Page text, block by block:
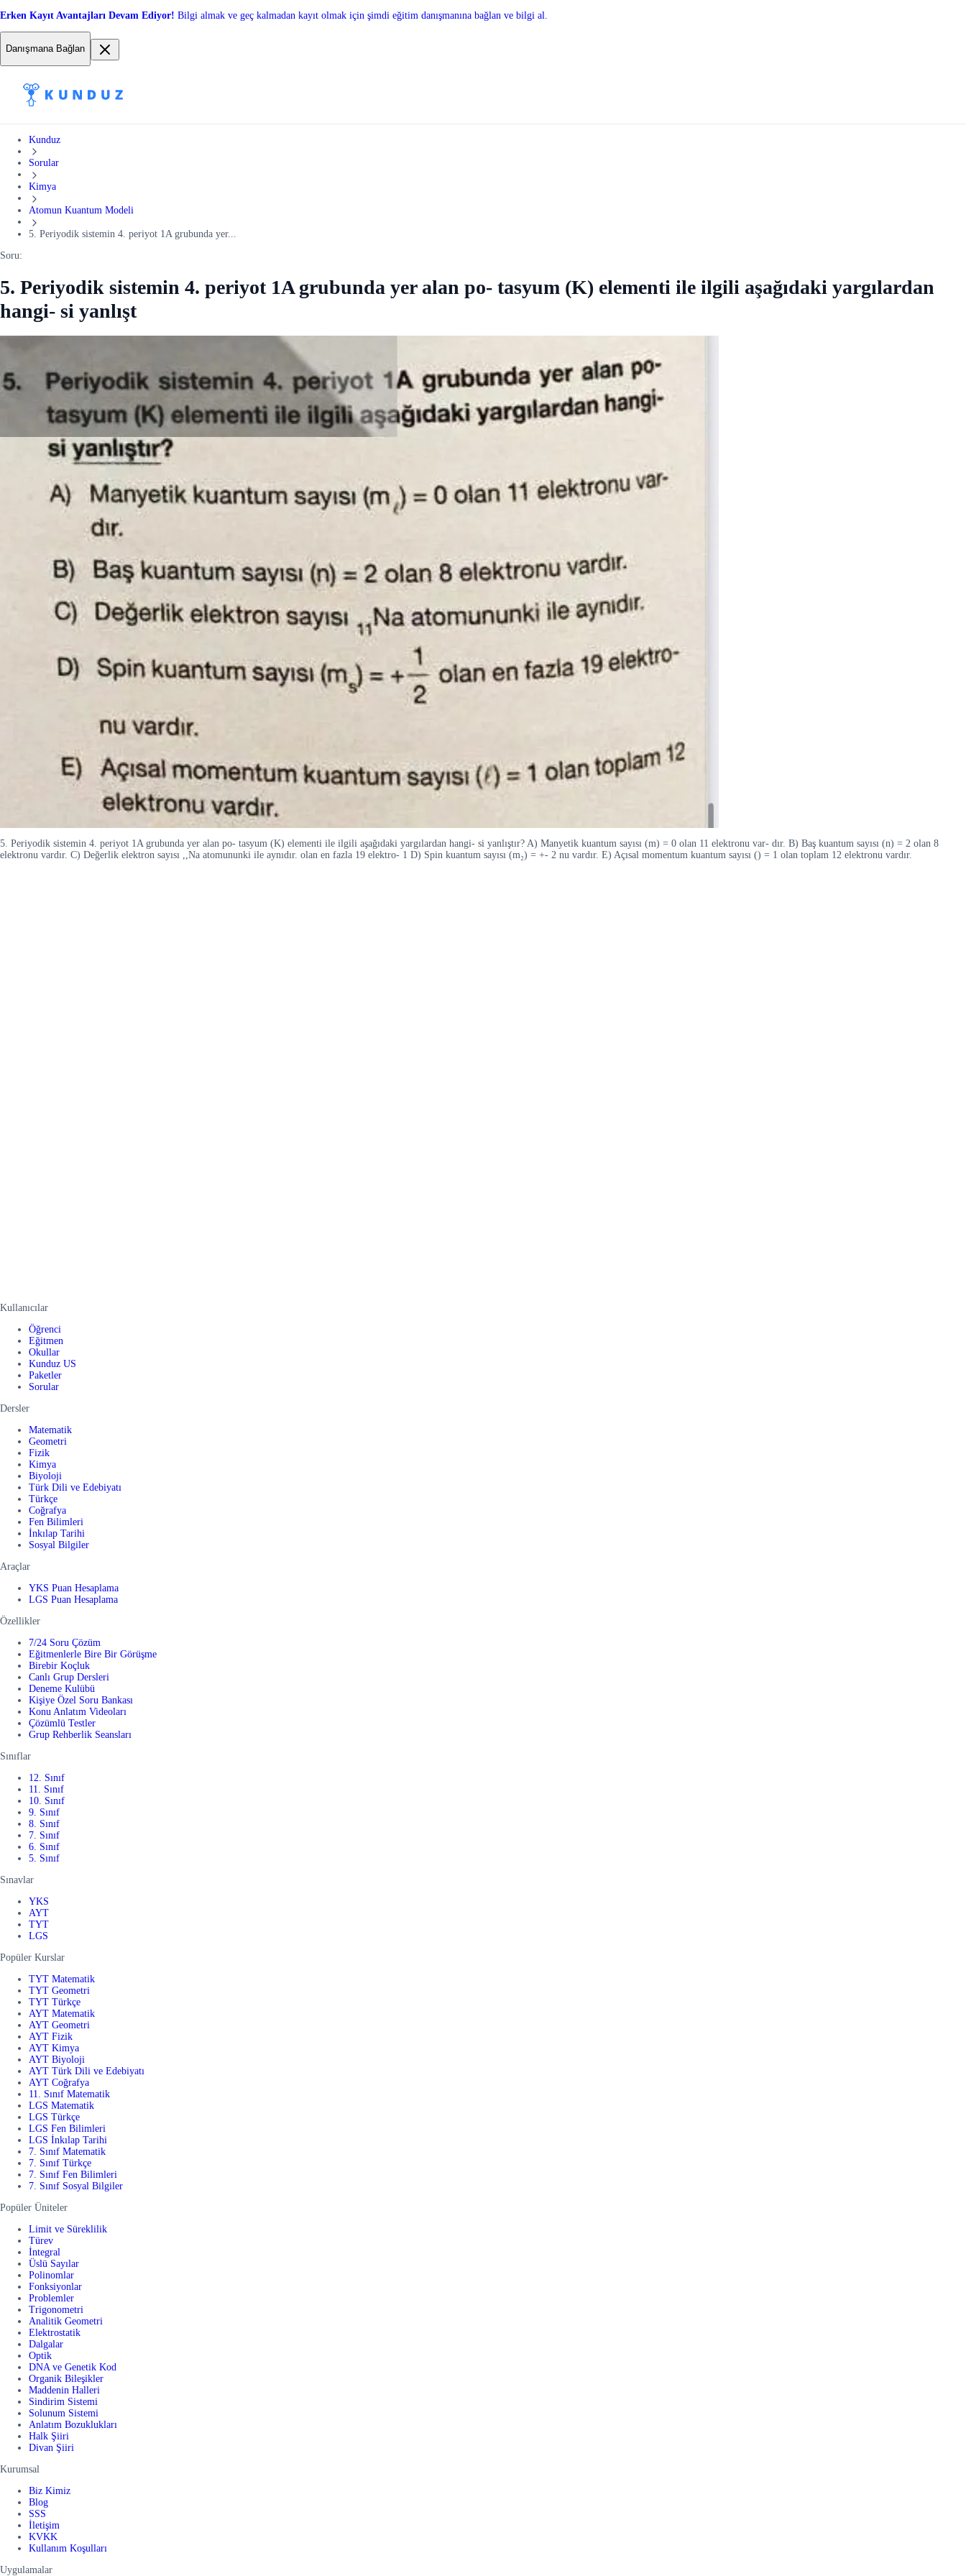
Erken Kayıt Avantajları Devam Ediyor! Bilgi almak ve geç kalmadan kayıt olmak için şimdi eğitim danışmanına bağlan ve bilgi al.
Danışmana Bağlan
Kunduz
Sorular
Kimya
Atomun Kuantum Modeli
5. Periyodik sistemin 4. periyot 1A grubunda yer...
Soru:
5. Periyodik sistemin 4. periyot 1A grubunda yer alan po- tasyum (K) elementi ile ilgili aşağıdaki yargılardan
hangi- si yanlışt
5. Periyodik sistemin 4. periyot 1A grubunda yer alan po- tasyum (K) elementi ile ilgili aşağıdaki yargılardan hangi- si yanlıştır? A) Manyetik kuantum sayısı (m) = 0 olan 11 elektronu var- dır. B) Baş kuantum sayısı (n) = 2 olan 8
elektronu vardır. C) Değerlik elektron sayısı ,,Na atomununki ile aynıdır. olan en fazla 19 elektro- 1 D) Spin kuantum sayısı (m₂) = +- 2 nu vardır. E) Açısal momentum kuantum sayısı () = 1 olan toplam 12 elektronu vardır.
Kullanıcılar
Öğrenci
Eğitmen
Okullar
Kunduz US
Paketler
Sorular
Dersler
Matematik
Geometri
Fizik
Kimya
Biyoloji
Türk Dili ve Edebiyatı
Türkçe
Coğrafya
Fen Bilimleri
İnkılap Tarihi
Sosyal Bilgiler
Araçlar
YKS Puan Hesaplama
LGS Puan Hesaplama
Özellikler
7/24 Soru Çözüm
Eğitmenlerle Bire Bir Görüşme
Birebir Koçluk
Canlı Grup Dersleri
Deneme Kulübü
Kişiye Özel Soru Bankası
Konu Anlatım Videoları
Çözümlü Testler
Grup Rehberlik Seansları
Sınıflar
12. Sınıf
11. Sınıf
10. Sınıf
9. Sınıf
8. Sınıf
7. Sınıf
6. Sınıf
5. Sınıf
Sınavlar
YKS
AYT
TYT
LGS
Popüler Kurslar
TYT Matematik
TYT Geometri
TYT Türkçe
AYT Matematik
AYT Geometri
AYT Fizik
AYT Kimya
AYT Biyoloji
AYT Türk Dili ve Edebiyatı
AYT Coğrafya
11. Sınıf Matematik
LGS Matematik
LGS Türkçe
LGS Fen Bilimleri
LGS İnkılap Tarihi
7. Sınıf Matematik
7. Sınıf Türkçe
7. Sınıf Fen Bilimleri
7. Sınıf Sosyal Bilgiler
Popüler Üniteler
Limit ve Süreklilik
Türev
İntegral
Üslü Sayılar
Polinomlar
Fonksiyonlar
Problemler
Trigonometri
Analitik Geometri
Elektrostatik
Dalgalar
Optik
DNA ve Genetik Kod
Organik Bileşikler
Maddenin Halleri
Sindirim Sistemi
Solunum Sistemi
Anlatım Bozuklukları
Halk Şiiri
Divan Şiiri
Kurumsal
Biz Kimiz
Blog
SSS
İletişim
KVKK
Kullanım Koşulları
Uygulamalar